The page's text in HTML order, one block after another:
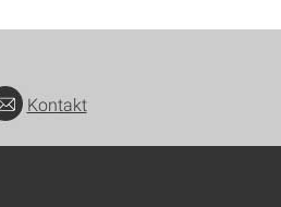
Kontakt